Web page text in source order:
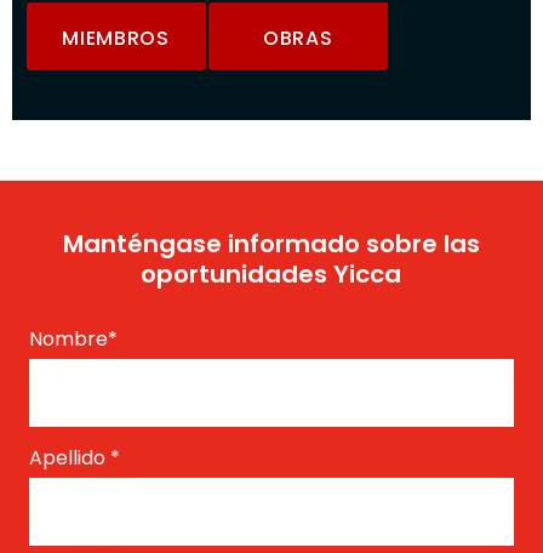
MIEMBROS OBRAS
Manténgase informado sobre las
oportunidades Yicca
Nombre*
Apellido *